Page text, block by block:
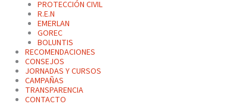
PROTECCIÓN CIVIL
R.E.N
EMERLAN
GOREC
BOLUNTIS
RECOMENDACIONES
CONSEJOS
JORNADAS Y CURSOS
CAMPAÑAS
TRANSPARENCIA
CONTACTO